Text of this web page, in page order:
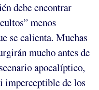
debe encontrar
menos
se calienta. Muchas
mucho antes de
apocalíptico,
imperceptible de los